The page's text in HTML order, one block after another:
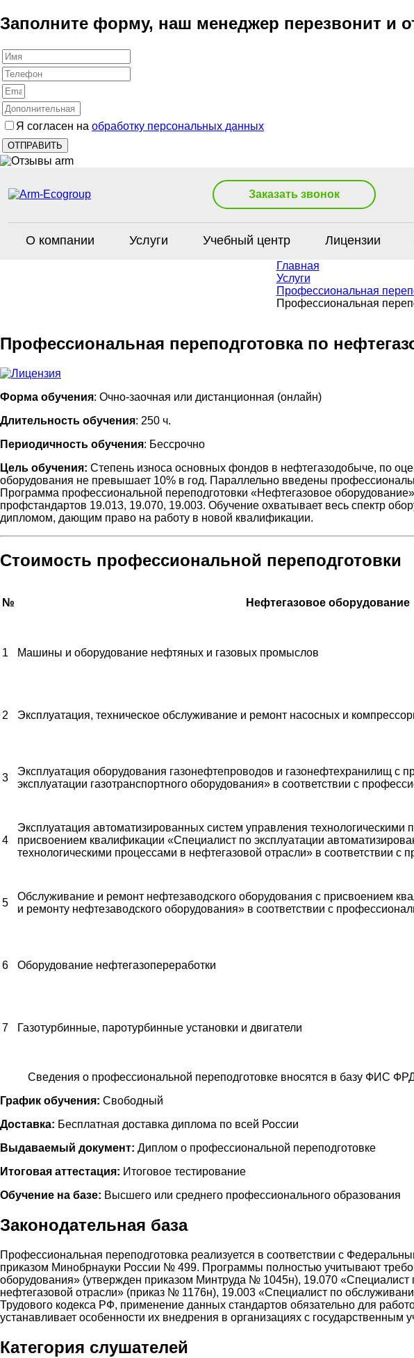
Заполните форму, наш менеджер перезвонит и
Я согласен на обработку персональных данных
Заказать звонок
О компании Услуги Учебный центр Лицензии
Главная
Услуги
Профессиональная
Профессиональная
Профессиональная переподготовка по
Форма обучения: Очно-заочная или дистанционная (онлайн)
Длительность обучения: 250 ч.
Периодичность обучения: Бессрочно
Цель обучения: Степень износа основных фондов в нефтегазодобыче, по
оборудования не превышает 10% в год. Параллельно введены
Программа профессиональной переподготовки «Нефтегазовое
профстандартов 19.013, 19.070, 19.003. Обучение охватывает весь спектр
дипломом, дающим право на работу в новой квалификации.
Стоимость профессиональной переподготовки
№ Нефтегазовое оборудование
1 Машины и оборудование нефтяных и газовых промыслов
2 Эксплуатация, техническое обслуживание и ремонт насосных и
3
Эксплуатация оборудования газонефтепроводов и газонефтехранилищ с
эксплуатации газотранспортного оборудования» в соответствии с
4
Эксплуатация автоматизированных систем управления технологическими
присвоением квалификации «Специалист по эксплуатации
технологическими процессами в нефтегазовой отрасли» в соответствии
5
Обслуживание и ремонт нефтезаводского оборудования с присвоением
и ремонту нефтезаводского оборудования» в соответствии с
6 Оборудование нефтегазопереработки
7 Газотурбинные, паротурбинные установки и двигатели
Сведения о профессиональной переподготовке вносятся в базу ФИС
График обучения: Свободный
Доставка: Бесплатная доставка диплома по всей России
Выдаваемый документ: Диплом о профессиональной переподготовке
Итоговая аттестация: Итоговое тестирование
Обучение на базе: Высшего или среднего профессионального образования
Законодательная база
Профессиональная переподготовка реализуется в соответствии с
приказом Минобрнауки России № 499. Программы полностью учитывают
оборудования» (утвержден приказом Минтруда № 1045н), 19.070 «Специалист
нефтегазовой отрасли» (приказ № 1176н), 19.003 «Специалист по
Трудового кодекса РФ, применение данных стандартов обязательно для
устанавливает особенности их внедрения в организациях с государственным
Категория слушателей